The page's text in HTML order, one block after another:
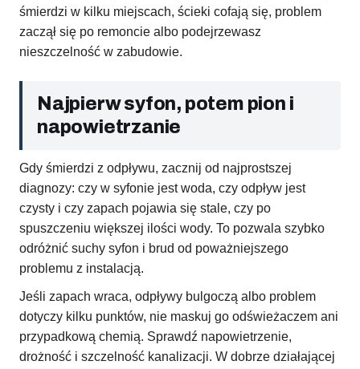
śmierdzi w kilku miejscach, ścieki cofają się, problem
zaczął się po remoncie albo podejrzewasz
nieszczelność w zabudowie.
Najpierw syfon, potem pion i
napowietrzanie
Gdy śmierdzi z odpływu, zacznij od najprostszej
diagnozy: czy w syfonie jest woda, czy odpływ jest
czysty i czy zapach pojawia się stale, czy po
spuszczeniu większej ilości wody. To pozwala szybko
odróżnić suchy syfon i brud od poważniejszego
problemu z instalacją.
Jeśli zapach wraca, odpływy bulgoczą albo problem
dotyczy kilku punktów, nie maskuj go odświeżaczem ani
przypadkową chemią. Sprawdź napowietrzenie,
drożność i szczelność kanalizacji. W dobrze działającej